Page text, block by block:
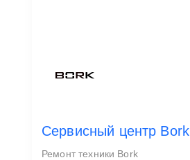
Сервисный центр Bork
Ремонт техники Bork